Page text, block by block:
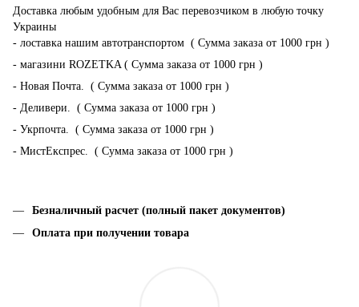
Доставка любым удобным для Вас перевозчиком в любую точку
Украины
- лоставка нашим автотранспортом ( Сумма заказа от 1000 грн )
- магазини ROZETKA ( Сумма заказа от 1000 грн )
- Новая Почта. ( Сумма заказа от 1000 грн )
- Деливери. ( Сумма заказа от 1000 грн )
- Укрпочта. ( Сумма заказа от 1000 грн )
- МистЕкспрес. ( Сумма заказа от 1000 грн )
Безналичный расчет (полный пакет документов)
Оплата при получении товара